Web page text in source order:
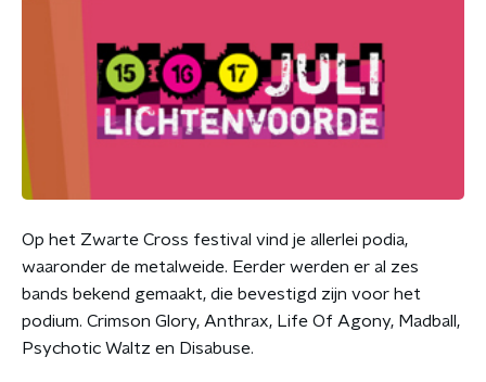
Op het Zwarte Cross festival vind je allerlei podia,
waaronder de metalweide. Eerder werden er al zes
bands bekend gemaakt, die bevestigd zijn voor het
podium. Crimson Glory, Anthrax, Life Of Agony, Madball,
Psychotic Waltz en Disabuse.